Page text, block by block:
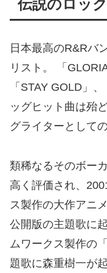
伝説のロッ
日本最高のR&Rバ
リスト。 「
「STAY GOLD」
ッグヒット曲は殆
グライターとして
類稀なるそのボー
高く評価され、
ス製作の大作アニ
公開版の主題歌に
ムワークス製作の
題歌に森重樹一が